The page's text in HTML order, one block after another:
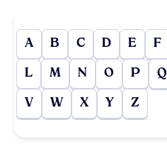
A B C D E F
L M N O P Q
V W X Y Z